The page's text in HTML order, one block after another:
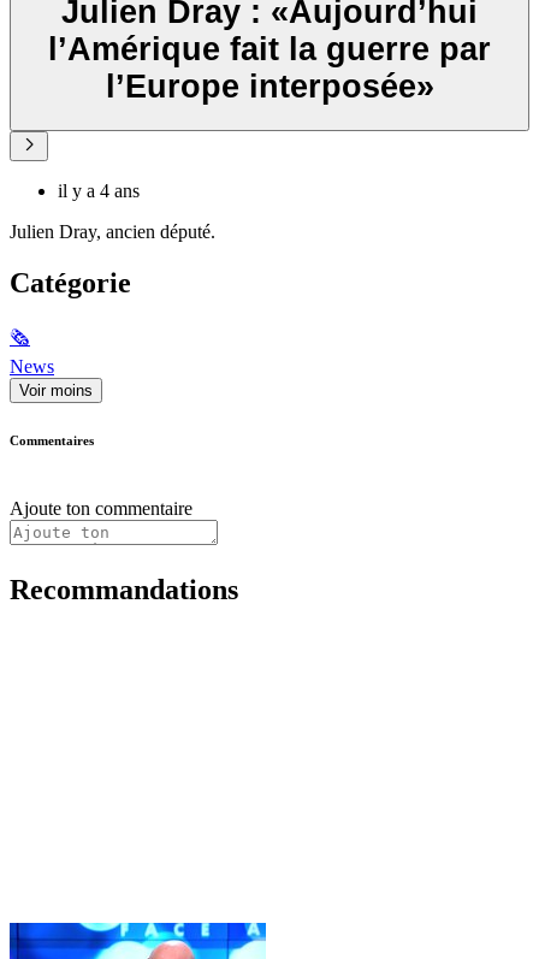
Julien Dray : «Aujourd’hui
l’Amérique fait la guerre par
l’Europe interposée»
il y a 4 ans
Julien Dray, ancien député.
Catégorie
🗞
News
Voir moins
Commentaires
Ajoute ton commentaire
Recommandations